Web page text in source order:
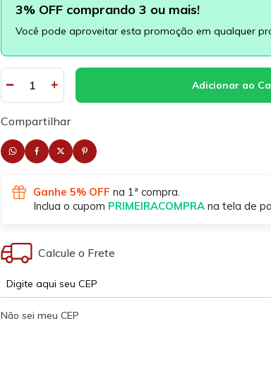
3% OFF comprando 3 ou mais!
Você pode aproveitar esta promoção em qualquer
Compartilhar
Ganhe 5% OFF na 1ª compra.
Inclua o cupom PRIMEIRACOMPRA na tela de
Calcule o Frete
Não sei meu CEP